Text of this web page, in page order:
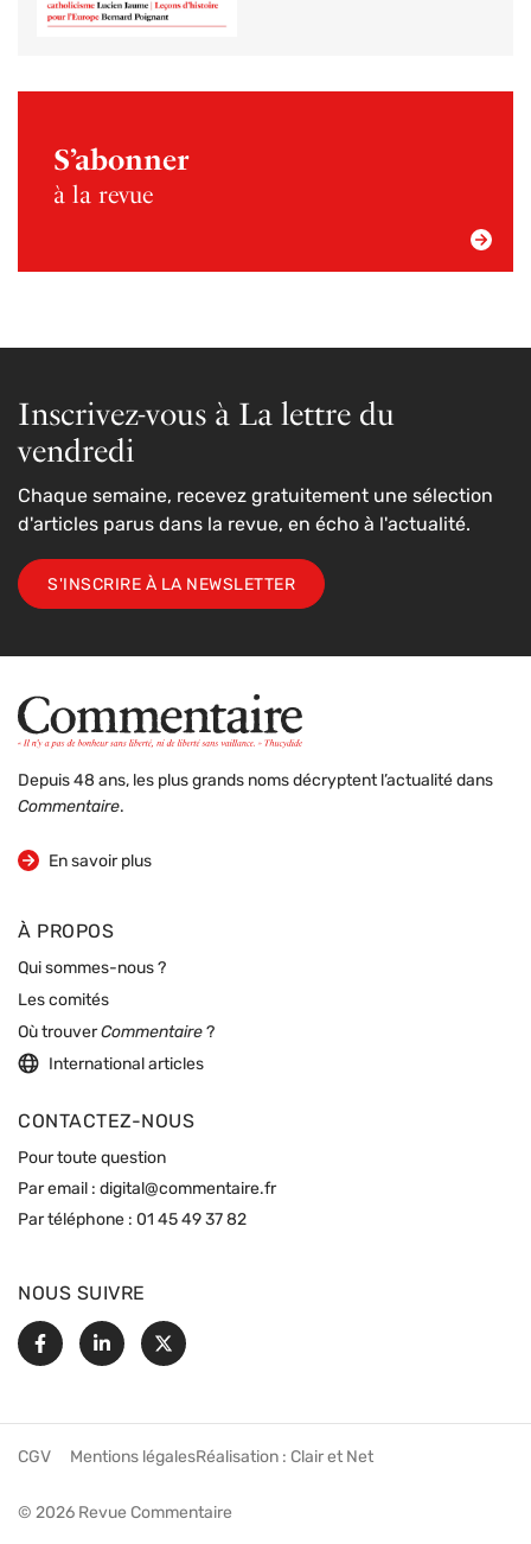
S’abonner
à la revue
Inscrivez-vous à La lettre du
vendredi
Chaque semaine, recevez gratuitement une sélection
d'articles parus dans la revue, en écho à l'actualité.
S'INSCRIRE À LA NEWSLETTER
Depuis 48 ans, les plus grands noms décryptent l’actualité dans
Commentaire.
En savoir plus
sur la revue
À PROPOS
Qui sommes-nous ?
Les comités
Où trouverCommentaire ?
International articles
CONTACTEZ-NOUS
Pour toute question
Par email : digital@commentaire.fr
Par téléphone : 01 45 49 37 82
NOUS SUIVRE
FacebookLinkedin
X
© 2026 Revue Commentaire
CGV Mentions légalesRéalisation : Clair et Net